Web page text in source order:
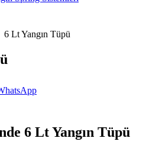
6 Lt Yangın Tüpü
6 Lt Yangın Tüpü